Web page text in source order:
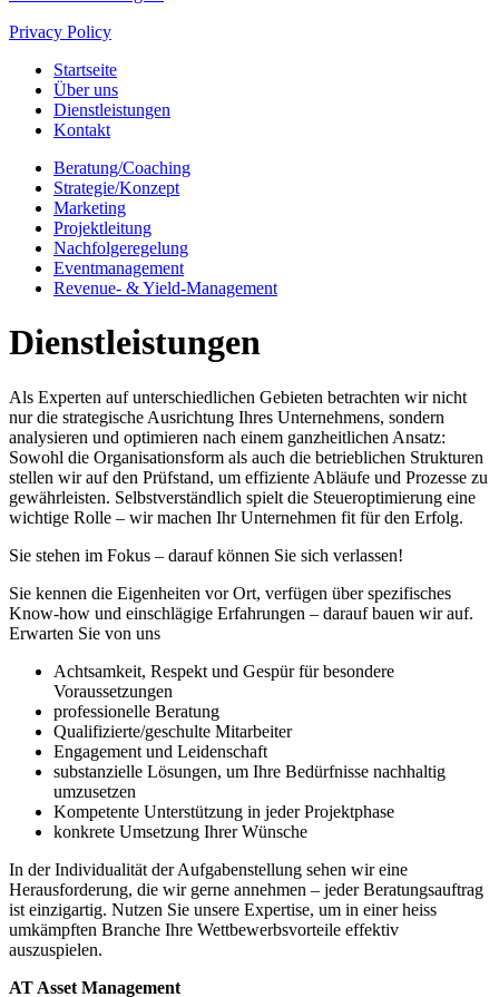
Privacy Policy
Startseite
Über uns
Dienstleistungen
Kontakt
Beratung/Coaching
Strategie/Konzept
Marketing
Projektleitung
Nachfolgeregelung
Eventmanagement
Revenue- & Yield-Management
Dienstleistungen
Als Experten auf unterschiedlichen Gebieten betrachten wir nicht
nur die strategische Ausrichtung Ihres Unternehmens, sondern
analysieren und optimieren nach einem ganzheitlichen Ansatz:
Sowohl die Organisationsform als auch die betrieblichen Strukturen
stellen wir auf den Prüfstand, um effiziente Abläufe und Prozesse zu
gewährleisten. Selbstverständlich spielt die Steueroptimierung eine
wichtige Rolle – wir machen Ihr Unternehmen fit für den Erfolg.
Sie stehen im Fokus – darauf können Sie sich verlassen!
Sie kennen die Eigenheiten vor Ort, verfügen über spezifisches
Know-how und einschlägige Erfahrungen – darauf bauen wir auf.
Erwarten Sie von uns
Achtsamkeit, Respekt und Gespür für besondere
Voraussetzungen
professionelle Beratung
Qualifizierte/geschulte Mitarbeiter
Engagement und Leidenschaft
substanzielle Lösungen, um Ihre Bedürfnisse nachhaltig
umzusetzen
Kompetente Unterstützung in jeder Projektphase
konkrete Umsetzung Ihrer Wünsche
In der Individualität der Aufgabenstellung sehen wir eine
Herausforderung, die wir gerne annehmen – jeder Beratungsauftrag
ist einzigartig. Nutzen Sie unsere Expertise, um in einer heiss
umkämpften Branche Ihre Wettbewerbsvorteile effektiv
auszuspielen.
AT Asset Management